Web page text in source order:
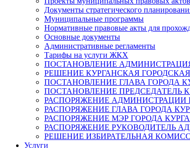
Документы стратегического
Муниципальные программы
Нормативные правовые акты для
Основные документы
Административные регламенты
Тарифы на услуги ЖКХ
ПОСТАНОВЛЕНИЕ
РЕШЕНИЕ КУРГАНСКАЯ
ПОСТАНОВЛЕНИЕ ГЛАВА ГОРОДА
ПОСТАНОВЛЕНИЕ ПРЕДСЕДАТЕЛЬ
РАСПОРЯЖЕНИЕ АДМИНИСТРАЦИИ
РАСПОРЯЖЕНИЕ ГЛАВА ГОРОДА
РАСПОРЯЖЕНИЕ МЭР ГОРОДА
РАСПОРЯЖЕНИЕ РУКОВОДИТЕЛЬ
РЕШЕНИЕ ИЗБИРАТЕЛЬНАЯ
Услуги